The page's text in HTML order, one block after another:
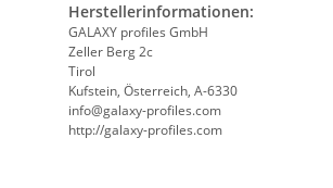
Herstellerinformationen:
GALAXY profiles GmbH
Zeller Berg 2c
Tirol
Kufstein, Österreich, A-6330
info@galaxy-profiles.com
http://galaxy-profiles.com